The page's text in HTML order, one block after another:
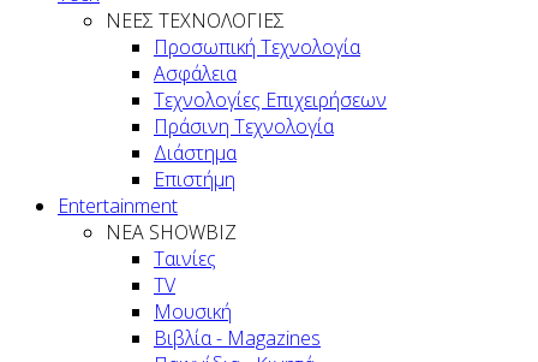
ΝΕΕΣ ΤΕΧΝΟΛΟΓΙΕΣ
Προσωπική Τεχνολογία
Ασφάλεια
Τεχνολογίες Επιχειρήσεων
Πράσινη Τεχνολογία
Διάστημα
Επιστήμη
Entertainment
ΝΕΑ SHOWBIZ
Ταινίες
TV
Μουσική
Βιβλία - Magazines